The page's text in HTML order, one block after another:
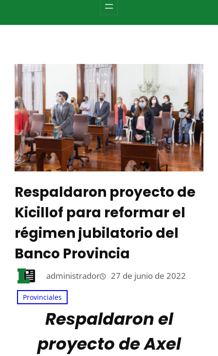
Respaldaron proyecto de
Kicillof para reformar el
régimen jubilatorio del
Banco Provincia
administrador 27 de junio de 2022
Provinciales
Respaldaron el
proyecto de Axel